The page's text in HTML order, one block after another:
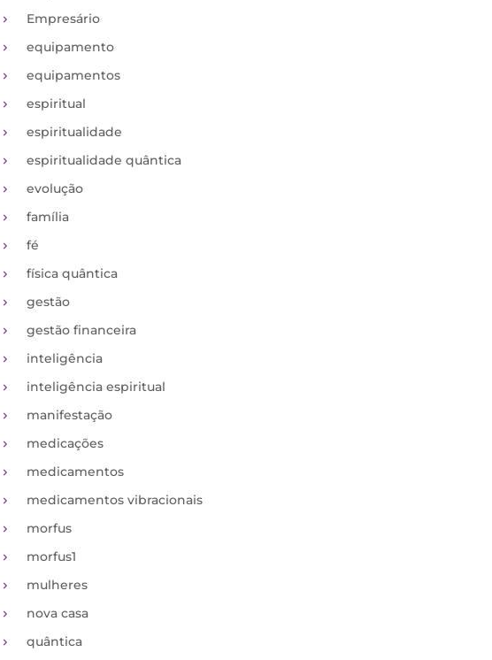
Empresário
equipamento
equipamentos
espiritual
espiritualidade
espiritualidade quântica
evolução
família
fé
física quântica
gestão
gestão financeira
inteligência
inteligência espiritual
manifestação
medicações
medicamentos
medicamentos vibracionais
morfus
morfus1
mulheres
nova casa
quântica